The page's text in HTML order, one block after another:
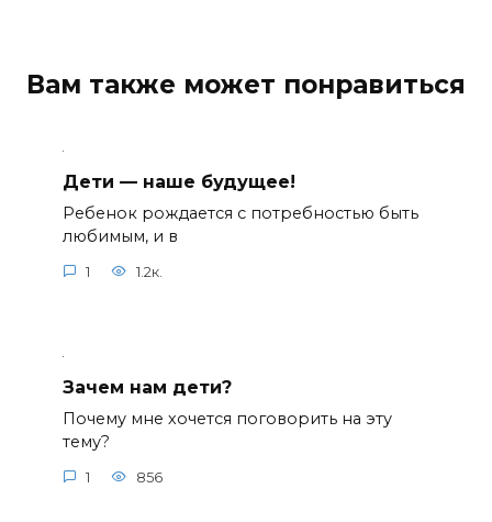
Вам также может понравиться
Дети — наше будущее!
Ребенок рождается с потребностью быть
любимым, и в
1 1.2к.
Зачем нам дети?
Почему мне хочется поговорить на эту
тему?
1 856